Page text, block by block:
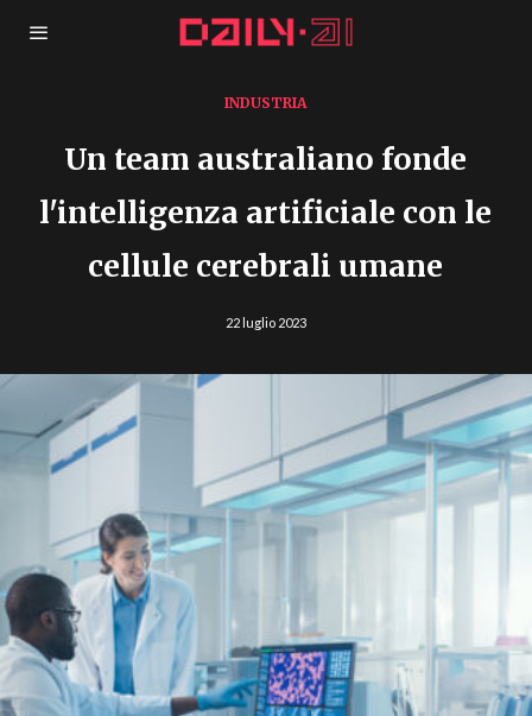
INDUSTRIA
Un team australiano fonde
l'intelligenza artificiale con le
cellule cerebrali umane
22 luglio 2023